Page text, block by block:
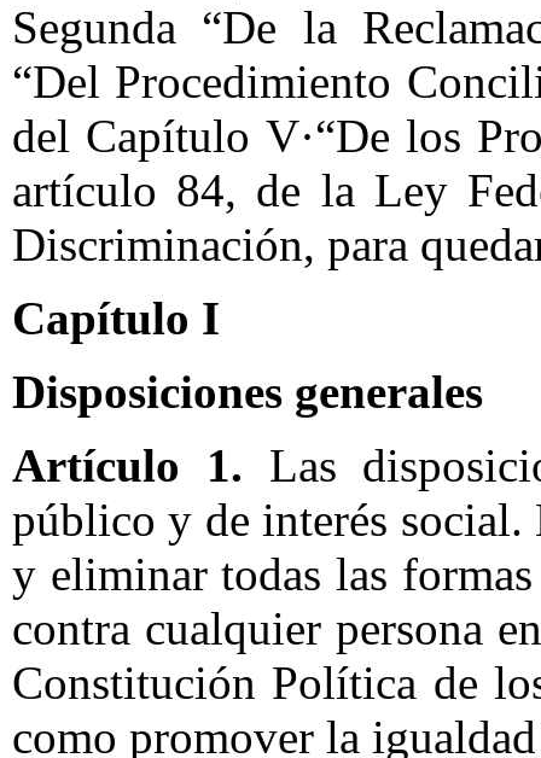
Segunda “De la
“Del Procedimiento
del Capítulo V·“De los
artículo 84, de la Ley
Discriminación, para
Capítulo I
Disposiciones generales
Artículo 1. Las
público y de interés
y eliminar todas las
contra cualquier persona
Constitución Política de
como promover la